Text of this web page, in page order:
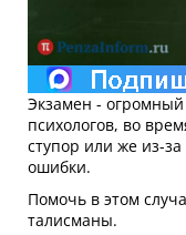
Экзамен -
психологов, во
ступор или же из-
ошибки.
Помочь в этом
талисманы.